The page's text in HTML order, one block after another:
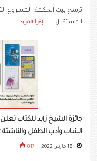
ترشح بيت الحكمة، المشروع
المستقبل، ..... إقرأ المزيد
جائزة الشيخ زايد للكتاب
الشاب وأدب الطفل والناشئة 2022
817